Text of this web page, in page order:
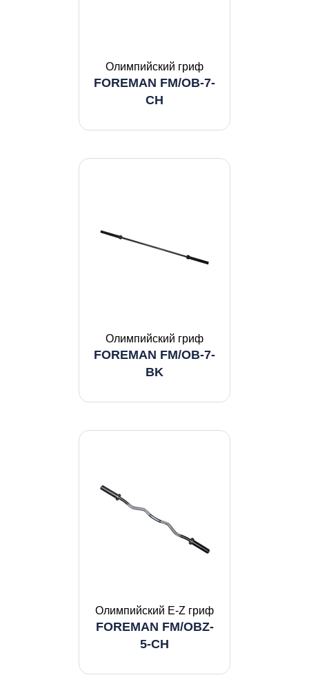
Олимпийский гриф
FOREMAN FM/OB-7-
CH
Олимпийский гриф
FOREMAN FM/OB-7-
BK
Олимпийский E-Z гриф
FOREMAN FM/OBZ-
5-CH